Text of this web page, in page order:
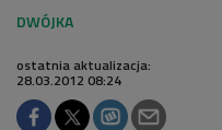
ostatnia aktualizacja:
28.03.2012 08:24